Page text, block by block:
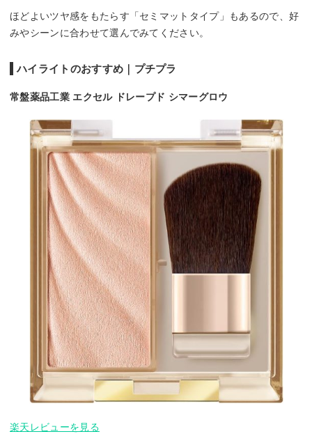
ほどよいツヤ感をもたらす「セミマットタイプ」もあるので、好
みやシーンに合わせて選んでみてください。
ハイライトのおすすめ｜プチプラ
常盤薬品工業 エクセル ドレープド シマーグロウ
楽天レビューを見る